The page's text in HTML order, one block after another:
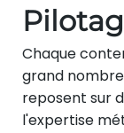
Chaque
grand
reposent sur
l'expertise